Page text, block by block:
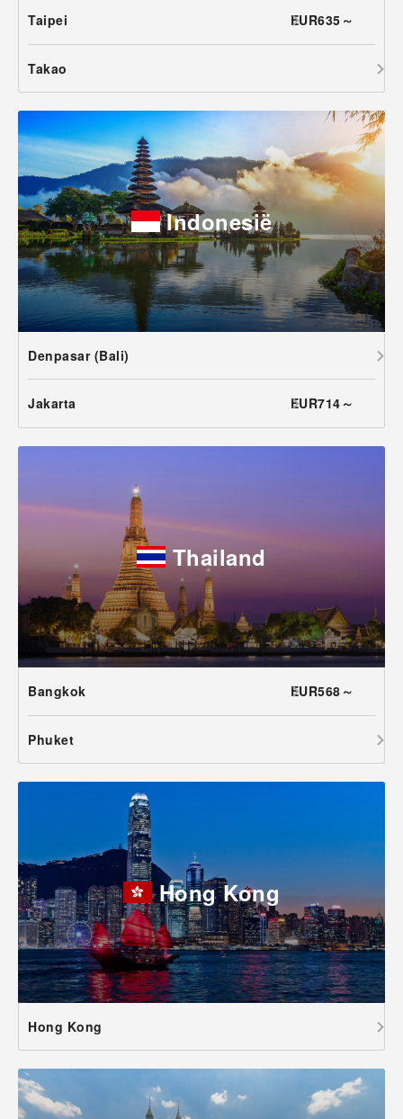
Taipei EUR635～
Takao
Indonesië
Denpasar (Bali)
Jakarta EUR714～
Thailand
Bangkok EUR568～
Phuket
Hong Kong
Hong Kong